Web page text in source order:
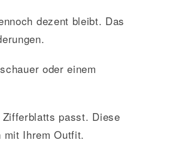
dezent bleibt. Das
oder einem
passt. Diese
mit Ihrem Outfit.